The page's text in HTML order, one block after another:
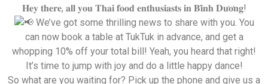
𝐇𝐞𝐲 𝐭𝐡𝐞𝐫𝐞, 𝐚𝐥𝐥 𝐲𝐨𝐮 𝐓𝐡𝐚𝐢 𝐟𝐨𝐨𝐝 𝐞𝐧𝐭𝐡𝐮𝐬𝐢𝐚𝐬𝐭𝐬 𝐢𝐧 𝐁𝐢̀𝐧𝐡 𝐃𝐮̛𝐨̛𝐧𝐠!
We’ve got some thrilling news to share with you. You
can now book a table at TukTuk in advance, and get a
whopping 10% off your total bill! Yeah, you heard that right!
It’s time to jump with joy and do a little happy dance!
So what are you waiting for? Pick up the phone and give us a